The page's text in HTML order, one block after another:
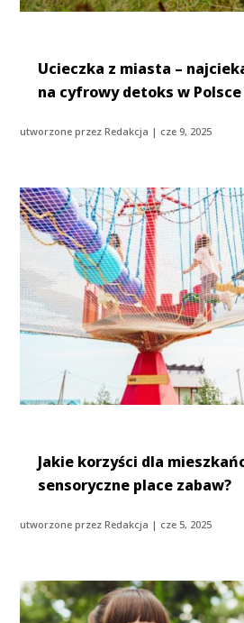
Ucieczka z miasta –
na cyfrowy detoks w Polsce
utworzone przezRedakcja | cze 9, 2025
Jakie korzyści dla
sensoryczne place zabaw?
utworzone przezRedakcja | cze 5, 2025